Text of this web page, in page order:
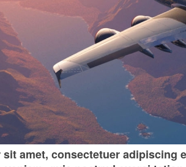
amet, consectetuer adipiscing